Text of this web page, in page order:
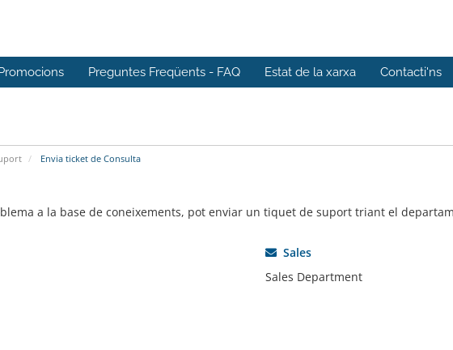
Preguntes Freqüents - FAQ Estat de la xarxa Contacti'ns
Envia ticket de Consulta
a la base de coneixements, pot enviar un tiquet de suport triant el
Sales
Sales Department